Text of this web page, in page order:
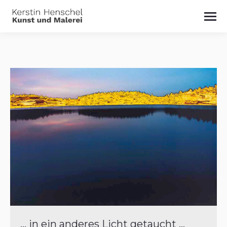
… in ein anderes Licht getaucht …